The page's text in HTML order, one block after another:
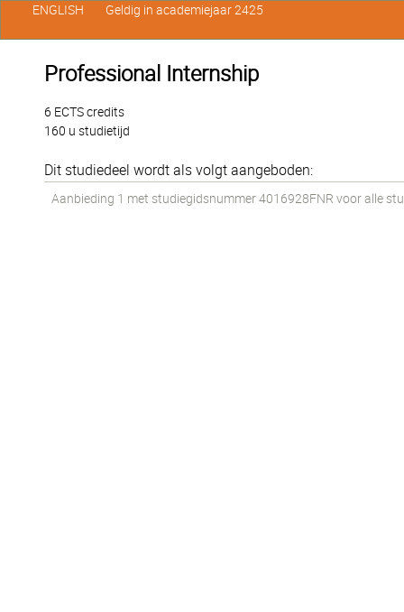
Professional Internship
6 ECTS credits
160 u studietijd
Dit studiedeel wordt als volgt aangeboden:
Aanbieding 1 met studiegidsnummer 4016928FNR voor alle
ENGLISH Geldig in academiejaar 2425